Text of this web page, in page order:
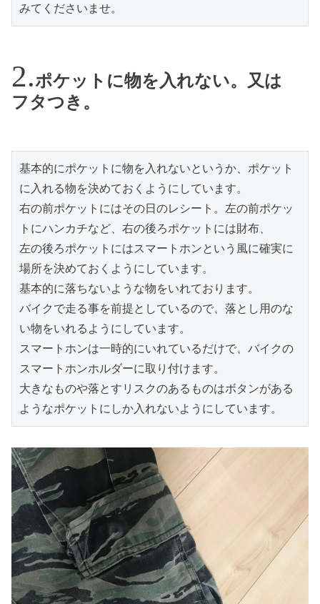
みてくださいませ。
ポケットに物を入れない。又は
フタつき。
基本的にポケットに物を入れないというか、ポケット
に入れる物を決めておくようにしています。
右の前ポケットにはその日のレシート。左の前ポケッ
トにハンカチなど、右の後ろポケットには財布、
左の後ろポケットにはスマートホンという風に確実に
場所を決めておくようにしています。
基本的に落ちないような物をいれております。
バイクで走る事を前提としているので、落とし用のな
い物をいれるようにしています。
スマートホンは一時的にいれているだけで、バイクの
スマートホンホルダーに取り付けます。
大きなものや落とすリスクのあるものはボタンがある
ようなポケットにしか入れないようにしています。